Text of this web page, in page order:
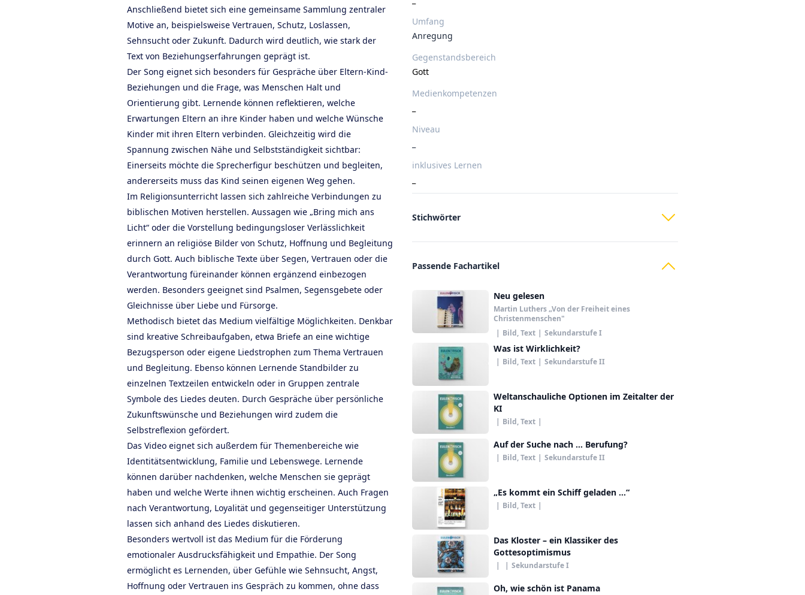
Anschließend bietet sich eine gemeinsame Sammlung zentraler
Motive an, beispielsweise Vertrauen, Schutz, Loslassen,
Sehnsucht oder Zukunft. Dadurch wird deutlich, wie stark der
Text von Beziehungserfahrungen geprägt ist.
Der Song eignet sich besonders für Gespräche über Eltern-Kind-
Beziehungen und die Frage, was Menschen Halt und
Orientierung gibt. Lernende können reflektieren, welche
Erwartungen Eltern an ihre Kinder haben und welche Wünsche
Kinder mit ihren Eltern verbinden. Gleichzeitig wird die
Spannung zwischen Nähe und Selbstständigkeit sichtbar:
Einerseits möchte die Sprecherfigur beschützen und begleiten,
andererseits muss das Kind seinen eigenen Weg gehen.
Im Religionsunterricht lassen sich zahlreiche Verbindungen zu
biblischen Motiven herstellen. Aussagen wie „Bring mich ans
Licht“ oder die Vorstellung bedingungsloser Verlässlichkeit
erinnern an religiöse Bilder von Schutz, Hoffnung und Begleitung
durch Gott. Auch biblische Texte über Segen, Vertrauen oder die
Verantwortung füreinander können ergänzend einbezogen
werden. Besonders geeignet sind Psalmen, Segensgebete oder
Gleichnisse über Liebe und Fürsorge.
Methodisch bietet das Medium vielfältige Möglichkeiten. Denkbar
sind kreative Schreibaufgaben, etwa Briefe an eine wichtige
Bezugsperson oder eigene Liedstrophen zum Thema Vertrauen
und Begleitung. Ebenso können Lernende Standbilder zu
einzelnen Textzeilen entwickeln oder in Gruppen zentrale
Symbole des Liedes deuten. Durch Gespräche über persönliche
Zukunftswünsche und Beziehungen wird zudem die
Selbstreflexion gefördert.
Das Video eignet sich außerdem für Themenbereiche wie
Identitätsentwicklung, Familie und Lebenswege. Lernende
können darüber nachdenken, welche Menschen sie geprägt
haben und welche Werte ihnen wichtig erscheinen. Auch Fragen
nach Verantwortung, Loyalität und gegenseitiger Unterstützung
lassen sich anhand des Liedes diskutieren.
Besonders wertvoll ist das Medium für die Förderung
emotionaler Ausdrucksfähigkeit und Empathie. Der Song
ermöglicht es Lernenden, über Gefühle wie Sehnsucht, Angst,
Hoffnung oder Vertrauen ins Gespräch zu kommen, ohne dass
Umfang
Anregung
Gegenstandsbereich
Gott
Medienkompetenzen
Niveau
inklusives Lernen
Stichwörter
Passende Fachartikel
Neu gelesen
Martin Luthers „Von der Freiheit eines
Christenmenschen"
| Bild, Text | Sekundarstufe I
Was ist Wirklichkeit?
| Bild, Text | Sekundarstufe II
Weltanschauliche Optionen im Zeitalter der
KI
| Bild, Text |
Auf der Suche nach … Berufung?
| Bild, Text | Sekundarstufe II
„Es kommt ein Schiff geladen ...“
| Bild, Text |
Das Kloster – ein Klassiker des
Gottesoptimismus
| | Sekundarstufe I
Oh, wie schön ist Panama